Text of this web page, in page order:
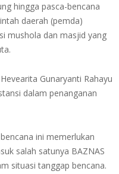
hingga pasca-bencana
daerah (pemda)
mushola dan masjid yang
Gunaryanti Rahayu
dalam penanganan
ini memerlukan
salah satunya BAZNAS
situasi tanggap bencana.